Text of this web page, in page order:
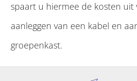
spaart u hiermee de kosten uit
aanleggen van een kabel en
groepenkast.